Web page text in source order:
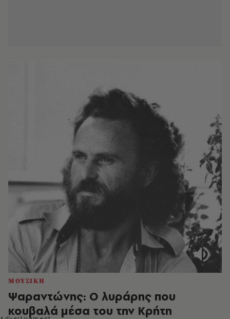
ΜΟΥΣΙΚΗ
Ψαραντώνης: Ο λυράρης που
κουβαλά μέσα του την Κρήτη